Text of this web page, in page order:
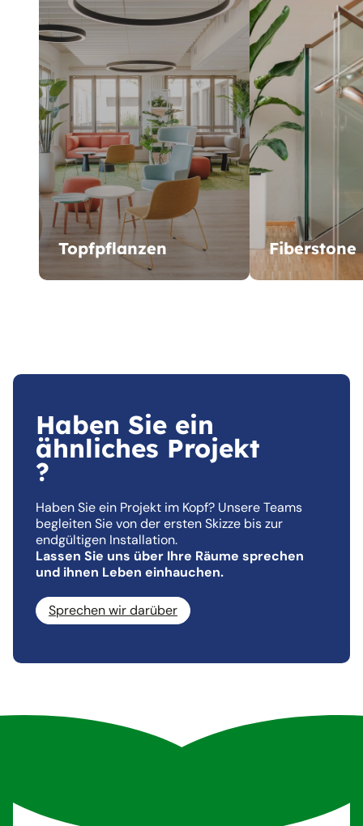
Topfpflanzen Fiberstone
Haben Sie ein
ähnliches Projekt
?
Haben Sie ein Projekt im Kopf? Unsere Teams
begleiten Sie von der ersten Skizze bis zur
endgültigen Installation.
Lassen Sie uns über Ihre Räume sprechen
und ihnen Leben einhauchen.
Sprechen wir darüber